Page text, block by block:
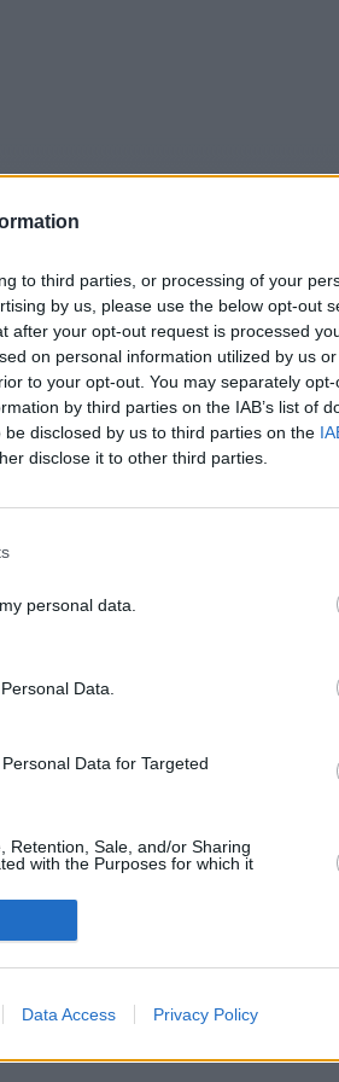
to third parties, or processing of your
by us, please use the below opt-out
after your opt-out request is processed
on personal information utilized by us
to your opt-out. You may separately
by third parties on the IAB’s list of
disclosed by us to third parties on the
disclose it to other third parties.
personal data.
Data.
Data for Targeted
Retention, Sale, and/or Sharing
with the Purposes for which it
Data Access Privacy Policy
Merkzettel TV-Agent Fußball
Do Fr Sa
gegen Seelöwen - 2:1 - Report /
gemeinsam auf - und gegeneinander
wer die Übungen am besten kann.
ihre Bahnen durchs Becken.
schmerzhaften Huf. Ein kleiner Riss